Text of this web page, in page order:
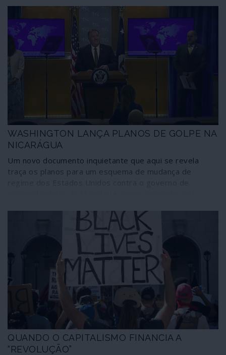
como é, entre outros, o caso da soberania nacional.
WASHINGTON LANÇA PLANOS DE GOLPE NA
NICARÁGUA
Um novo documento inquietante que aqui se revela
traça os planos para um esquema de mudança de
impor a repressão e expulsão dos sandinistas e
instaurar a selva neoliberal. Os projectos escondem-se
sob os habituais sofismas da “ajuda humanitária” e da
“transição para a democracia”. Segundo os cenários
elaborados, até uma “grande crise sanitária” pode
ajudar ao golpe.
QUANDO O CAPITALISMO FINANCIA A
“REVOLUÇÃO”